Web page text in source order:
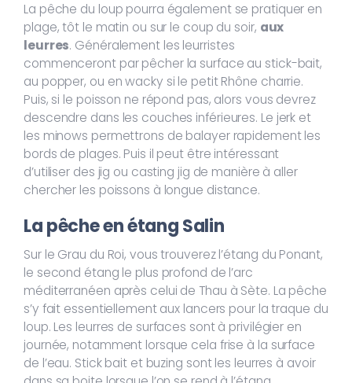
La pêche du loup pourra également se pratiquer en
plage, tôt le matin ou sur le coup du soir, aux
leurres. Généralement les leurristes
commenceront par pêcher la surface au stick-bait,
au popper, ou en wacky si le petit Rhône charrie.
Puis, si le poisson ne répond pas, alors vous devrez
descendre dans les couches inférieures. Le jerk et
les minows permettrons de balayer rapidement les
bords de plages. Puis il peut être intéressant
d’utiliser des jig ou casting jig de manière à aller
chercher les poissons à longue distance.
La pêche en étang Salin
Sur le Grau du Roi, vous trouverez l’étang du Ponant,
le second étang le plus profond de l’arc
méditerranéen après celui de Thau à Sète. La pêche
s’y fait essentiellement aux lancers pour la traque du
loup. Les leurres de surfaces sont à privilégier en
journée, notamment lorsque cela frise à la surface
de l’eau. Stick bait et buzing sont les leurres à avoir